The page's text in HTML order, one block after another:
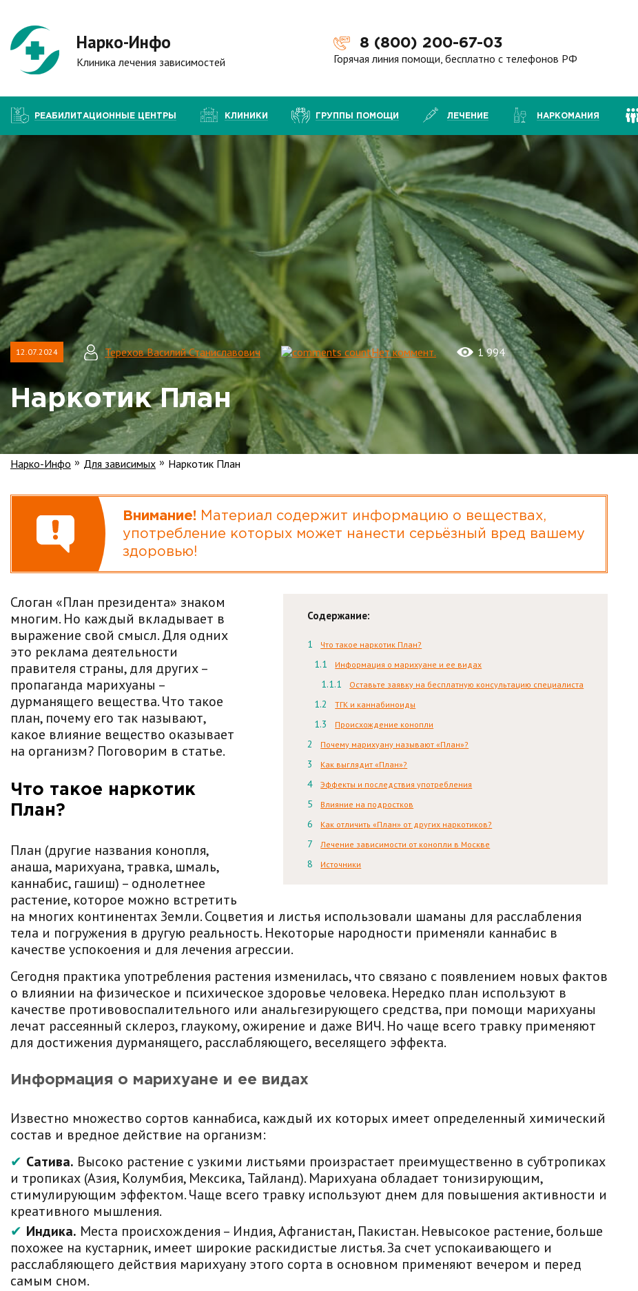
Нарко-Инфо
Клиника лечения зависимостей
8 (800) 200-67-03
Горячая линия помощи, бесплатно с телефонов РФ
РЕАБИЛИТАЦИОННЫЕ ЦЕНТРЫ КЛИНИКИ ГРУППЫ ПОМОЩИ ЛЕЧЕНИЕ НАРКОМАНИЯ
12.07.2024 Терехов Василий Станиславович Нет коммент. 1 994
Наркотик План
Нарко-Инфо » Для зависимых » Наркотик План
Внимание! Материал содержит информацию о веществах,
употребление которых может нанести серьёзный вред вашему
здоровью!
Содержание:
Что такое наркотик План?
Информация о марихуане и ее видах
Оставьте заявку на бесплатную консультацию специалиста
ТГК и каннабиноиды
Происхождение конопли
Почему марихуану называют «План»?
Как выглядит «План»?
Эффекты и последствия употребления
Влияние на подростков
Как отличить «План» от других наркотиков?
Лечение зависимости от конопли в Москве
Источники
Слоган «План президента» знаком
многим. Но каждый вкладывает в
выражение свой смысл. Для одних
это реклама деятельности
правителя страны, для других –
пропаганда марихуаны –
дурманящего вещества. Что такое
план, почему его так называют,
какое влияние вещество оказывает
на организм? Поговорим в статье.
Что такое наркотик
План?
План (другие названия конопля,
анаша, марихуана, травка, шмаль,
каннабис, гашиш) – однолетнее
растение, которое можно встретить
на многих континентах Земли. Соцветия и листья использовали шаманы для расслабления
тела и погружения в другую реальность. Некоторые народности применяли каннабис в
качестве успокоения и для лечения агрессии.
Сегодня практика употребления растения изменилась, что связано с появлением новых фактов
о влиянии на физическое и психическое здоровье человека. Нередко план используют в
качестве противовоспалительного или анальгезирующего средства, при помощи марихуаны
лечат рассеянный склероз, глаукому, ожирение и даже ВИЧ. Но чаще всего травку применяют
для достижения дурманящего, расслабляющего, веселящего эффекта.
Информация о марихуане и ее видах
Известно множество сортов каннабиса, каждый их которых имеет определенный химический
состав и вредное действие на организм:
Сатива. Высоко растение с узкими листьями произрастает преимущественно в субтропиках
и тропиках (Азия, Колумбия, Мексика, Тайланд). Марихуана обладает тонизирующим,
стимулирующим эффектом. Чаще всего травку используют днем для повышения активности и
креативного мышления.
Индика. Места происхождения – Индия, Афганистан, Пакистан. Невысокое растение, больше
похожее на кустарник, имеет широкие раскидистые листья. За счет успокаивающего и
расслабляющего действия марихуану этого сорта в основном применяют вечером и перед
самым сном.